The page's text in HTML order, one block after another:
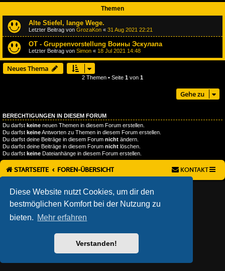
Diese Website nutzt Cookies, um dir den
bestmöglichen Komfort bei der Nutzung zu
bieten. Mehr erfahren
Verstanden!
Themen
Alte Stiefel, lange Wege.
Letzter Beitrag von GrozaKon « 31 Aug 2021 22:21
OT - Gruppenvorstellung Воины Эскулапа
Letzter Beitrag von Simon « 18 Jul 2021 14:48
Neues Thema
2 Themen • Seite 1 von 1
Gehe zu
BERECHTIGUNGEN IN DIESEM FORUM
Du darfst keine neuen Themen in diesem Forum erstellen.
Du darfst keineAntworten zu Themen in diesem Forum erstellen.
Du darfst deine Beiträge in diesem Forum nicht ändern.
Du darfst deine Beiträge in diesem Forum nicht löschen.
Du darfst keine Dateianhänge in diesem Forum erstellen.
STARTSEITE FOREN-ÜBERSICHT KONTAKT
POWERED BYPHPBB® FORUM SOFTWARE © PHPBB LIMITED
DEUTSCHE ÜBERSETZUNG DURCH PHPBB.DE
DATENSCHUTZ